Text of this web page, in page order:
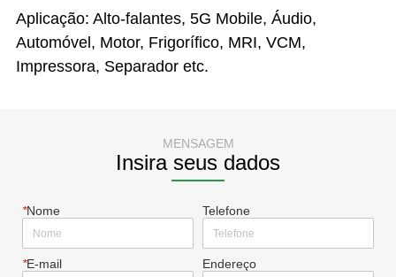
MENSAGEM
Insira seus dados
*Nome Telefone
*E-mail Endereço